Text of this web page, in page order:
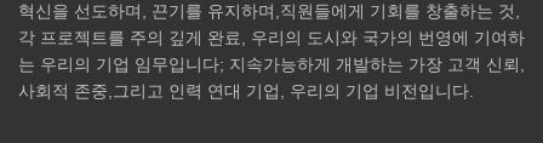
혁신을 선도하며, 끈기를 유지하며,직원들에게 기회를 창출하는 것,
각 프로젝트를 주의 깊게 완료, 우리의 도시와 국가의 번영에 기여하
는 우리의 기업 임무입니다; 지속가능하게 개발하는 가장 고객 신뢰,
사회적 존중,그리고 인력 연대 기업, 우리의 기업 비전입니다.